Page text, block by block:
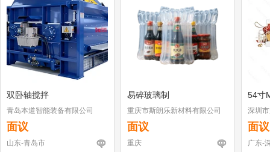
双卧轴搅拌
青岛本道智能装备有限公司
面议
山东-青岛市
易碎玻璃制
重庆市斯朗乐新材料有限公司
面议
重庆
54寸
深圳
面议
广东-